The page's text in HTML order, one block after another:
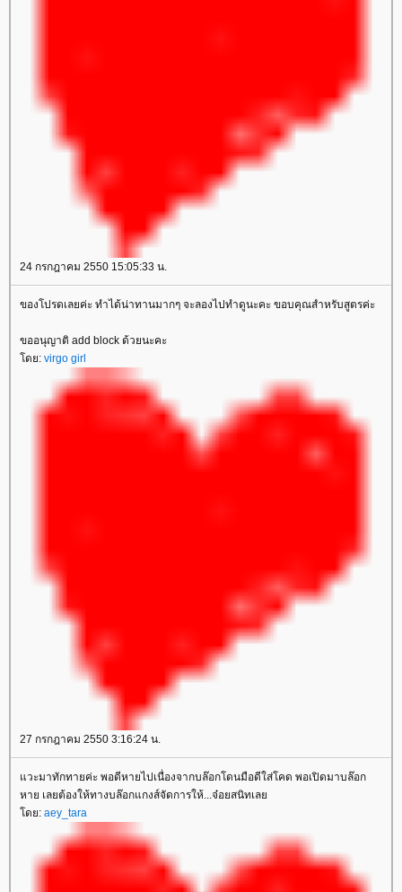
24 กรกฎาคม 2550 15:05:33 น.
ของโปรดเลยค่ะ ทำได้น่าทานมากๆ จะลองไปทำดูนะคะ ขอบคุณสำหรับสูตรค่ะ
ขออนุญาติ add block ด้วยนะคะ
ดย: virgo girl
27 กรกฎาคม 2550 3:16:24 น.
วะมาทักทายค่ะ พอดีหายไปเนื่องจากบล๊อกโดนมือดีใส่โคด พอเปิดมาบล๊อก
หาย เลยต้องให้ทางบล๊อกแกงส์จัดการให้...จ๋อยสนิทเล
ดย: aey_tara